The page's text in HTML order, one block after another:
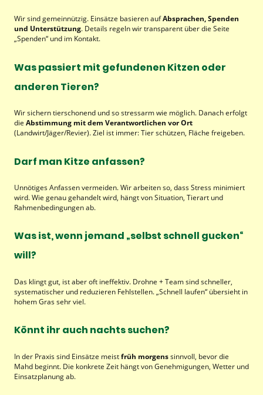
Wir sind gemeinnützig. Einsätze basieren aufAbsprachen, Spenden
und Unterstützung. Details regeln wir transparent über die Seite
„Spenden“ und im Kontakt.
Was passiert mit gefundenen Kitzen oder
anderen Tieren?
Wir sichern tierschonend und so stressarm wie möglich. Danach erfolgt
die Abstimmung mit dem Verantwortlichen vor Ort
(Landwirt/Jäger/Revier). Ziel ist immer: Tier schützen, Fläche freigeben.
Darf man Kitze anfassen?
Unnötiges Anfassen vermeiden. Wir arbeiten so, dass Stress minimiert
wird. Wie genau gehandelt wird, hängt von Situation, Tierart und
Rahmenbedingungen ab.
Was ist, wenn jemand „selbst schnell gucken“
will?
Das klingt gut, ist aber oft ineffektiv. Drohne + Team sind schneller,
systematischer und reduzieren Fehlstellen. „Schnell laufen“ übersieht in
hohem Gras sehr viel.
Könnt ihr auch nachts suchen?
In der Praxis sind Einsätze meistfrüh morgenssinnvoll, bevor die
Mahd beginnt. Die konkrete Zeit hängt von Genehmigungen, Wetter und
Einsatzplanung ab.